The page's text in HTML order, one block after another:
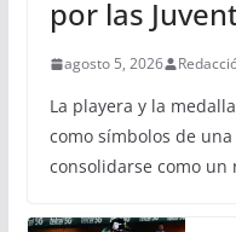
por las
agosto 5, 2026
La playera y la
como símbolos de
consolidarse como un